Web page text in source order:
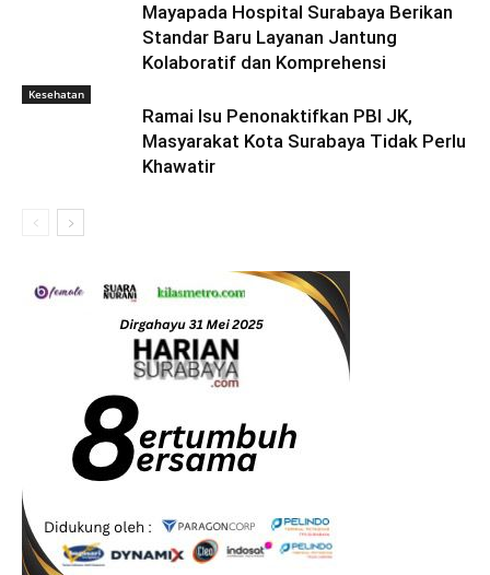
Mayapada Hospital Surabaya Berikan
Standar Baru Layanan Jantung
Kolaboratif dan Komprehensi
Kesehatan
Ramai Isu Penonaktifkan PBI JK,
Masyarakat Kota Surabaya Tidak Perlu
Khawatir